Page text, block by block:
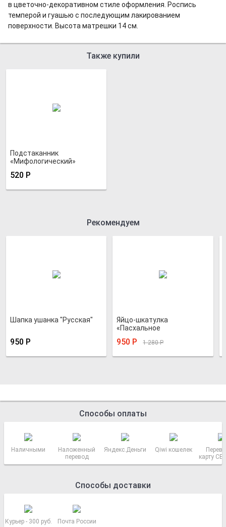
в цветочно-декоративном стиле оформления. Роспись
темперой и гуашью с последующим лакированием
поверхности. Высота матрешки 14 см.
Также купили
Подстаканник
«Мифологический»
520 Р
Рекомендуем
Шапка ушанка "Русская"
950 Р
Яйцо-шкатулка
«Пасхальное
950 Р 1 280Р
Способы оплаты
Наличными
Наложенный
перевод
Яндекс.Деньги Qiwi кошелек
карту
Способы доставки
Курьер - 300 руб. Почта России